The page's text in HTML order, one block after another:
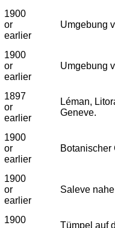
1900
or
earlier
Umgebung
1900
or
earlier
Umgebung
1897
or
earlier
Léman,
Geneve.
1900
or
earlier
Botanischer
1900
or
earlier
Saleve
1900
Tümpel auf